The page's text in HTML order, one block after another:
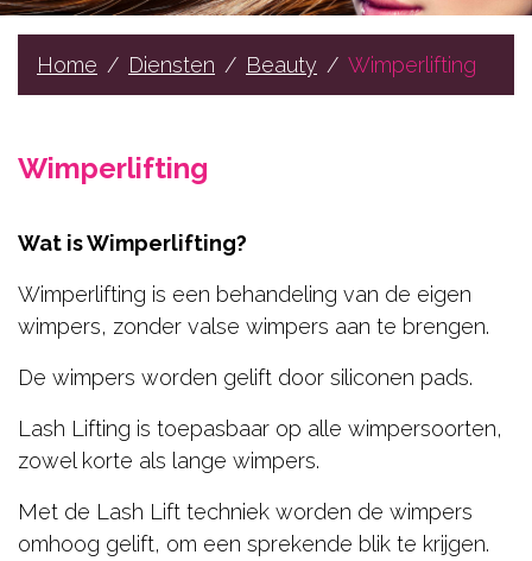
Gastenboek
Diensten
Hair
Lichaamsbehandelingen
Cadeaubons
Contact
Home Diensten Beauty Wimperlifting
Wimperlifting
Wat is Wimperlifting?
Wimperlifting is een behandeling van de eigen
wimpers, zonder valse wimpers aan te brengen.
De wimpers worden gelift door siliconen pads.
Lash Lifting is toepasbaar op alle wimpersoorten,
zowel korte als lange wimpers.
Met de Lash Lift techniek worden de wimpers
omhoog gelift, om een sprekende blik te krijgen.